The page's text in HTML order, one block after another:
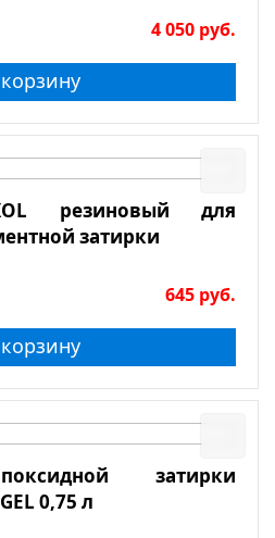
4 050 руб.
резиновый для
затирки
645 руб.
затирки
0,75 л